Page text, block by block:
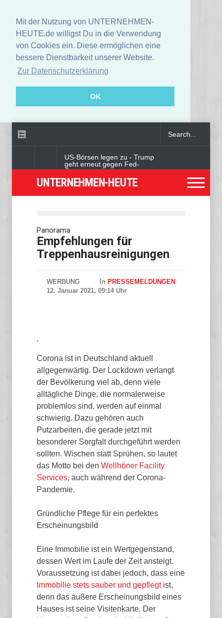
Mit der Nutzung von UNTERNEHMEN-
HEUTE.de willigst Du in die Verwendung
von Cookies ein. Diese ermöglichen eine
bessere Dienstbarkeit unserer Website.
Zur Datenschutzerklärung
OK
US-Börsen legen zu - Trump
geht erneut gegen Fed-
Gouverneurin vor
22-Jähriger durch Schüsse in
Berlin-Kreuzberg verletzt
UNTERNEHMEN-HEUTE
Panorama
Empfehlungen für
Treppenhausreinigungen
WERBUNG In PRESSEMELDUNGEN
12. Januar 2021, 09:14 Uhr
.
Corona ist in Deutschland aktuell
allgegenwärtig. Der Lockdown verlangt
der Bevölkerung viel ab, denn viele
alltägliche Dinge, die normalerweise
problemlos sind, werden auf einmal
schwierig. Dazu gehören auch
Putzarbeiten, die gerade jetzt mit
besonderer Sorgfalt durchgeführt werden
sollten. Wischen statt Sprühen, so lautet
das Motto bei den Wellhöner Facility
Services, auch während der Corona-
Pandemie.
Gründliche Pflege für ein perfektes
Erscheinungsbild
Eine Immobilie ist ein Wertgegenstand,
dessen Wert im Laufe der Zeit ansteigt.
Voraussetzung ist dabei jedoch, dass eine
Immobilie stets sauber und gepflegtist,
denn das äußere Erscheinungsbild eines
Hauses ist seine Visitenkarte. Der